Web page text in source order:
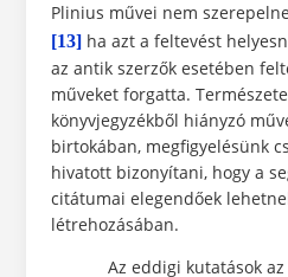
Plinius művei nem
[13]ha azt a feltevést
az antik szerzők esetében
műveket forgatta.
könyvjegyzékből hiányzó
birtokában, megfigyelésünk
hivatott bizonyítani, hogy a
citátumai elegendőek
létrehozásában.
Az eddigi kutatások az